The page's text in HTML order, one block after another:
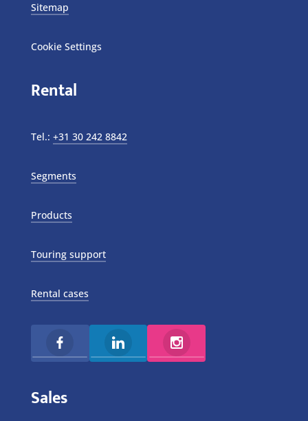
Sitemap
Cookie Settings
Rental
Tel.: +31 30 242 8842
Segments
Products
Touring support
Rental cases
Sales